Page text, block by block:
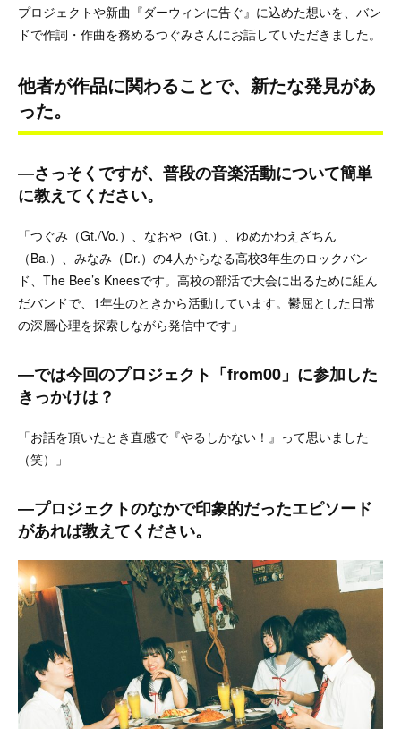
プロジェクトや新曲『ダーウィンに告ぐ』に込めた想いを、バン
ドで作詞・作曲を務めるつぐみさんにお話していただきました。
他者が作品に関わることで、新たな発見があ
った。
―さっそくですが、普段の音楽活動について簡単
に教えてください。
「つぐみ（Gt./Vo.）、なおや（Gt.）、ゆめかわえざちん
（Ba.）、みなみ（Dr.）の4人からなる高校3年生のロックバン
ド、The Bee’s Kneesです。高校の部活で大会に出るために組ん
だバンドで、1年生のときから活動しています。鬱屈とした日常
の深層心理を探索しながら発信中です」
―では今回のプロジェクト「from00」に参加した
きっかけは？
「お話を頂いたとき直感で『やるしかない！』って思いました
（笑）」
―プロジェクトのなかで印象的だったエピソード
があれば教えてください。